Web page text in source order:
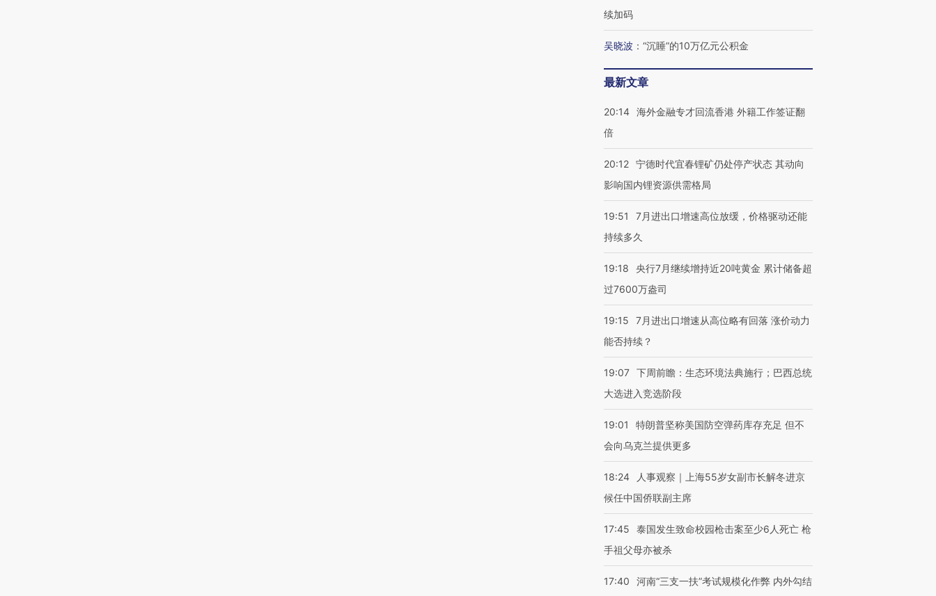
续加码
吴晓波 ： “沉睡”的10万亿元公积金
最新文章
20:14 海外金融专才回流香港 外籍工作签证翻
倍
20:12 宁德时代宜春锂矿仍处停产状态 其动向
影响国内锂资源供需格局
19:51
7月进出口增速高位放缓，价格驱动还能
持续多久
19:18
央行7月继续增持近20吨黄金 累计储备超
过7600万盎司
19:15
7月进出口增速从高位略有回落 涨价动力
能否持续？
19:07 下周前瞻：生态环境法典施行；巴西总统
大选进入竞选阶段
19:01
特朗普坚称美国防空弹药库存充足 但不
会向乌克兰提供更多
18:24
人事观察｜上海55岁女副市长解冬进京
候任中国侨联副主席
17:45
泰国发生致命校园枪击案至少6人死亡 枪
手祖父母亦被杀
17:40 河南“三支一扶”考试规模化作弊 内外勾结